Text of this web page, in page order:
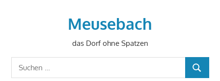
Meusebach
das Dorf ohne Spatzen
Suchen
nach:
SUCHEN